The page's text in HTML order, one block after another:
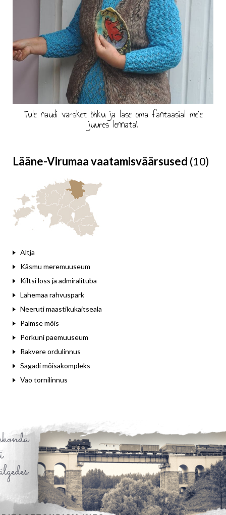
Tule naudi värsket õhku ja lase oma fantaasial meie
juures lennata!
Lääne-Virumaa vaatamisväärsused (10)
Altja
Käsmu meremuuseum
Kiltsi loss ja admiralituba
Lahemaa rahvuspark
Neeruti maastikukaitseala
Palmse mõis
Porkuni paemuuseum
Rakvere ordulinnus
Sagadi mõisakompleks
Vao tornilinnus